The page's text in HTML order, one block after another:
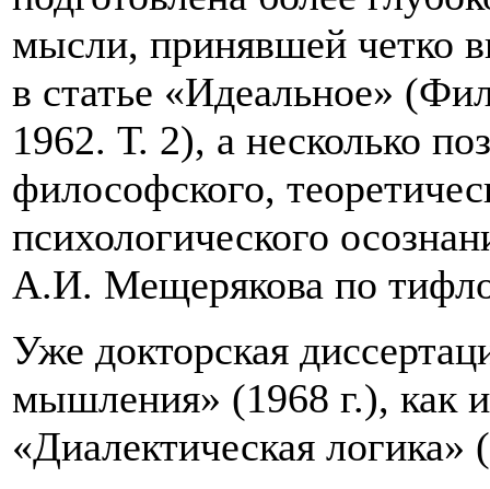
мысли, принявшей четко
в статье «Идеальное»
1962. Т. 2), а несколько
философского,
психологического
А.И. Мещерякова по
Уже докторская
мышления» (1968 г.), как
«Диалектическая